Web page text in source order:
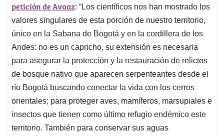
petición de Avaaz: “Los científicos nos han mostrado los
valores singulares de esta porción de nuestro territorio,
único en la Sabana de Bogotá y en la cordillera de los
Andes: no es un capricho, su extensión es necesaria
para asegurar la protección y la restauración de relictos
de bosque nativo que aparecen serpenteantes desde el
río Bogotá buscando conectar la vida con los cerros
orientales; para proteger aves, mamíferos, marsupiales e
insectos que tienen como último refugio endémico este
territorio. También para conservar sus aguas